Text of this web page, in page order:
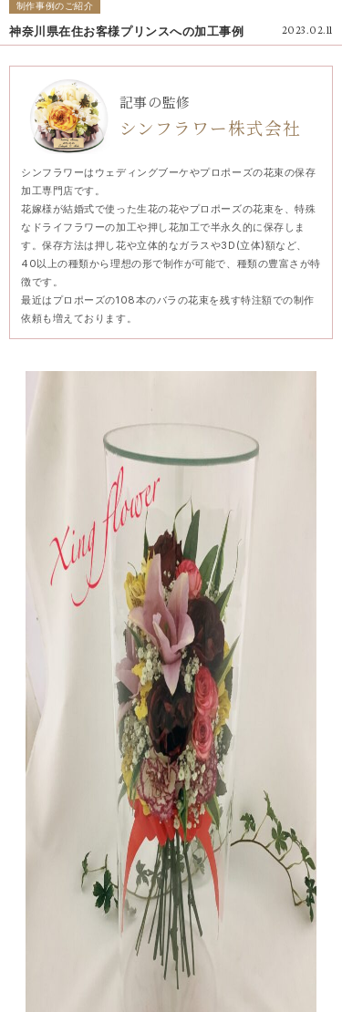
制作事例のご紹介
2023.02.11
神奈川県在住お客様プリンスへの加工事例
記事の監修
シンフラワー株式会社
シンフラワーはウェディングブーケやプロポーズの花束の保存
加工専門店です。
花嫁様が結婚式で使った生花の花やプロポーズの花束を、特殊
なドライフラワーの加工や押し花加工で半永久的に保存しま
す。保存方法は押し花や立体的なガラスや3D(立体)額など、
40以上の種類から理想の形で制作が可能で、種類の豊富さが特
徴です。
最近はプロポーズの108本のバラの花束を残す特注額での制作
依頼も増えております。